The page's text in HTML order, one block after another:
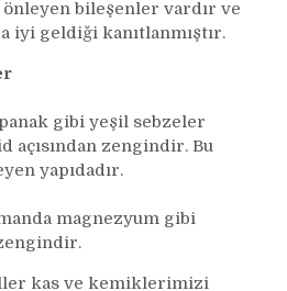
bileşenler vardır ve
iyi geldiği kanıtlanmıştır.
gibi yeşil sebzeler
açısından zengindir. Bu
yapıdadır.
magnezyum gibi
kas ve kemiklerimizi